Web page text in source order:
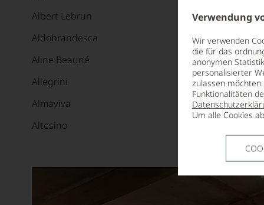
Verwendung
Wir verwenden
die für das
anonymen
personalisierter
zulassen
Funktionalitäten
Um alle Cookies
Albert Lebrun
Aldobrandesca
Aline Beauné
Allegrini
Almaviva
Altesino
Alvaro Palacios